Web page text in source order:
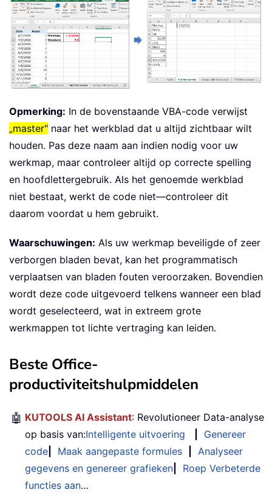
Opmerking: In de bovenstaande VBA-code verwijst
„master" naar het werkblad dat u altijd zichtbaar wilt
houden. Pas deze naam aan indien nodig voor uw
werkmap, maar controleer altijd op correcte spelling
en hoofdlettergebruik. Als het genoemde werkblad
niet bestaat, werkt de code niet—controleer dit
daarom voordat u hem gebruikt.
Waarschuwingen: Als uw werkmap beveiligde of zeer
verborgen bladen bevat, kan het programmatisch
verplaatsen van bladen fouten veroorzaken. Bovendien
wordt deze code uitgevoerd telkens wanneer een blad
wordt geselecteerd, wat in extreem grote
werkmappen tot lichte vertraging kan leiden.
Beste Office-
productiviteitshulpmiddelen
🤖 KUTOOLS AI Assistant: Revolutioneer Data-analyse
op basis van:Intelligente uitvoering
Genereer
code
Maak aangepaste formules
Analyseer
gegevens en genereer grafieken
Roep Verbeterde
functies aan…